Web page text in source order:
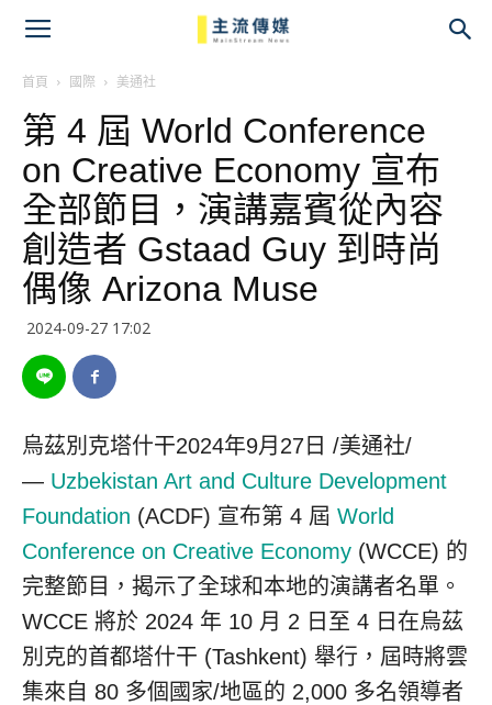
首頁 國際 美通社
第 4 屆 World Conference
on Creative Economy 宣布
全部節目，演講嘉賓從內容
創造者 Gstaad Guy 到時尚
偶像 Arizona Muse
2024-09-27 17:02
烏茲別克塔什干2024年9月27日 /美通社/
— Uzbekistan Art and Culture Development
Foundation (ACDF) 宣布第 4 屆 World
Conference on Creative Economy (WCCE) 的
完整節目，揭示了全球和本地的演講者名單。
WCCE 將於 2024 年 10 月 2 日至 4 日在烏茲
別克的首都塔什干 (Tashkent) 舉行，屆時將雲
集來自 80 多個國家/地區的 2,000 多名領導者